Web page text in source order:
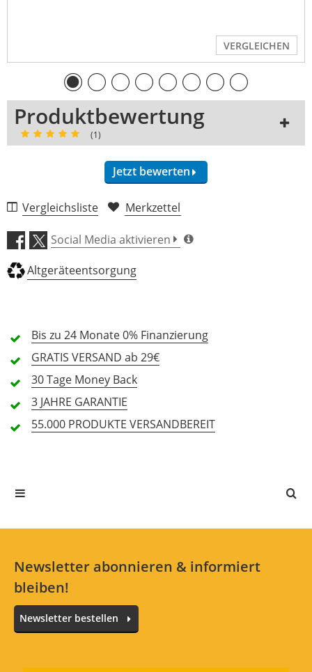
VERGLEICHEN
Produktbewertung
(1)
Jetzt bewerten
1 Rezension
5 Sterne
4 Sterne
3 Sterne
Alle Sprachen
In deiner Sprache gibt es noch keine Textbewertungen.
Vergleichsliste Merkzettel
Social Media aktivieren
Altgeräteentsorgung
Bis zu 24 Monate0% Finanzierung
GRATIS VERSAND ab 29€
30 Tage Money Back
3 JAHRE GARANTIE
55.000 PRODUKTE VERSANDBEREIT
Newsletter abonnieren & informiert
bleiben!
Newsletter bestellen